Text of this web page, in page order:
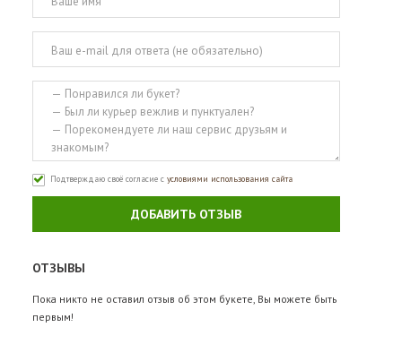
Подтверждаю своё согласие с условиями использования сайта
ДОБАВИТЬ ОТЗЫВ
ОТЗЫВЫ
Пока никто не оставил отзыв об этом букете, Вы можете быть
первым!